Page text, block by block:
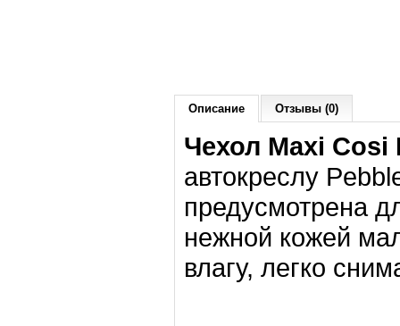
Описание Отзывы (0)
Чехол Maxi
автокреслу
предусмотрена
нежной кожей
влагу, легко